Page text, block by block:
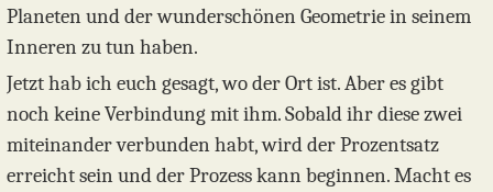
Planeten und der wunderschönen Geometrie in seinem
Inneren zu tun haben.
Jetzt hab ich euch gesagt, wo der Ort ist. Aber es gibt
noch keine Verbindung mit ihm. Sobald ihr diese zwei
miteinander verbunden habt, wird der Prozentsatz
erreicht sein und der Prozess kann beginnen. Macht es